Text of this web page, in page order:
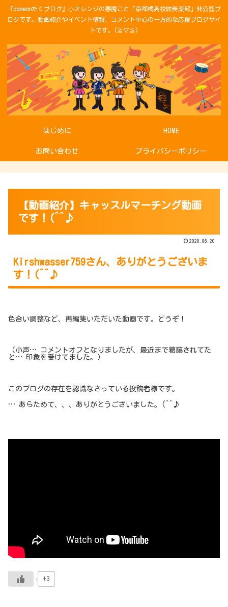
『comeonたくブログ』🍊オレンジの悪魔こと「京都橘高校吹奏楽部」非公認ブ
ログです。動画紹介やイベント情報、コメント中心の一方的な応援ブログサイ
トです。(≧▽≦)
はじめに HOME
お問い合わせ プライバシーポリシー
【動画紹介】キャッスルマーチング動画
です！(^^♪
2020.06.20
Kirshwasser759さん、ありがとうございま
す！(^^♪
色合い調整など、再編集いただいた動画です。どうぞ！
（小声… コメントオフとなりましたが、最近まで葛藤されてた
と… 印象を受けてました。）
このブログの存在を認識なさっている投稿者様です。
… あらためて、、、ありがとうございました。(^^♪
+3